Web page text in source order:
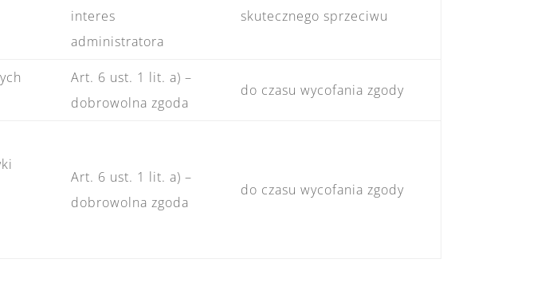
interes
administratora
skutecznego sprzeciwu
Art. 6 ust. 1 lit. a) –
dobrowolna zgoda
do czasu wycofania zgody
Art. 6 ust. 1 lit. a) –
dobrowolna zgoda
do czasu wycofania zgody